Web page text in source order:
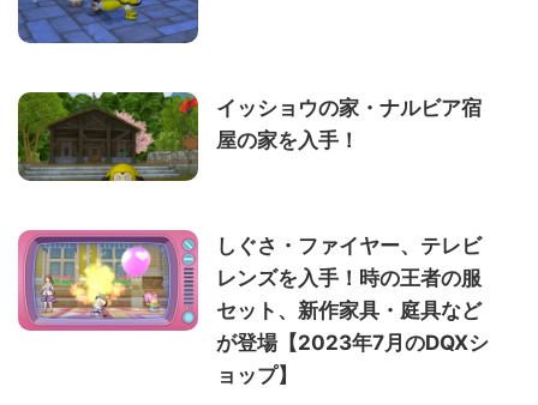
イッショウの家・ナルビア宿
屋の家を入手！
しぐさ・ファイヤー、テレビ
レンズを入手！時の王者の服
セット、新作家具・庭具など
が登場【2023年7月のDQXシ
ョップ】